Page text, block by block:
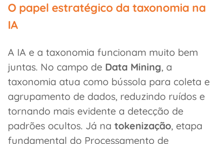
O papel estratégico da taxonomia na
IA
A IA e a taxonomia funcionam muito bem
juntas. No campo de Data Mining, a
taxonomia atua como bússola para coleta e
agrupamento de dados, reduzindo ruídos e
tornando mais evidente a detecção de
padrões ocultos. Já na tokenização, etapa
fundamental do Processamento de